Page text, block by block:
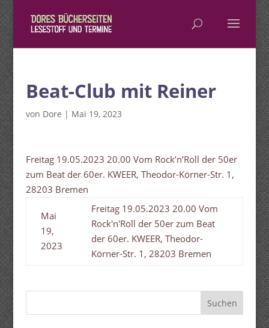
Beat-Club mit Reiner
von Dore | Mai 19, 2023
Freitag 19.05.2023 20.00 Vom Rock’n’Roll der 50er
zum Beat der 60er. KWEER, Theodor-Körner-Str. 1,
28203 Bremen
Mai
19,
2023
Freitag 19.05.2023 20.00 Vom
Rock'n'Roll der 50er zum Beat
der 60er. KWEER, Theodor-
Körner-Str. 1, 28203 Bremen
Suchen